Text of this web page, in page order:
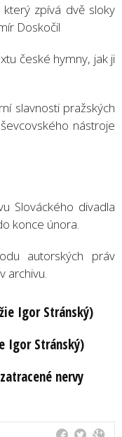
zpívá dvě sloky
Doskočil
české hymny, jak ji
pražských
nástroje
Slováckého divadla
konce února.
autorských práv
archivu.
Igor Stránský)
Igor Stránský)
nervy